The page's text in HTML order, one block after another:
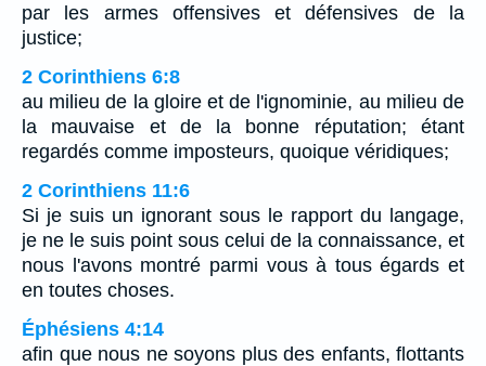
par les armes offensives et défensives de la
justice;
2 Corinthiens 6:8
au milieu de la gloire et de l'ignominie, au milieu de
la mauvaise et de la bonne réputation; étant
regardés comme imposteurs, quoique véridiques;
2 Corinthiens 11:6
Si je suis un ignorant sous le rapport du langage,
je ne le suis point sous celui de la connaissance, et
nous l'avons montré parmi vous à tous égards et
en toutes choses.
Éphésiens 4:14
afin que nous ne soyons plus des enfants, flottants